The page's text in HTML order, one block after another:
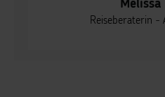
Reiseberaterin -